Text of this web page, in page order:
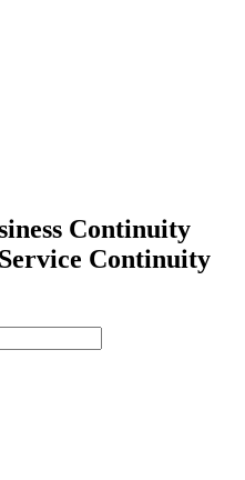
Continuity
Continuity